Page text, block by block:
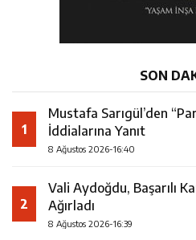
SON
1
Mustafa Sarıgül’den
İddialarına Yanıt
8 Ağustos 2026-16:40
2
Vali Aydoğdu, Başarılı
Ağırladı
8 Ağustos 2026-16:39